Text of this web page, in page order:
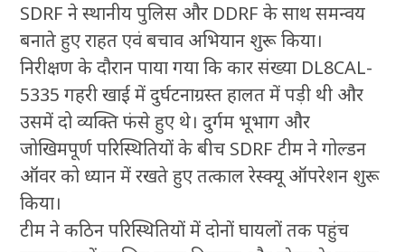
SDRF ने स्थानीय पुलिस और DDRF के साथ समन्वय
बनाते हुए राहत एवं बचाव अभियान शुरू किया।
निरीक्षण के दौरान पाया गया कि कार संख्या DL8CAL-
5335 गहरी खाई में दुर्घटनाग्रस्त हालत में पड़ी थी और
उसमें दो व्यक्ति फंसे हुए थे। दुर्गम भूभाग और
जोखिमपूर्ण परिस्थितियों के बीच SDRF टीम ने गोल्डन
ऑवर को ध्यान में रखते हुए तत्काल रेस्क्यू ऑपरेशन शुरू
किया।
टीम ने कठिन परिस्थितियों में दोनों घायलों तक पहुंच